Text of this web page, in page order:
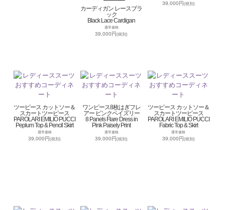
カーディガン レースブラ
ック
Black Lace Cardigan
通常価格
39,000円(税別)
39,000円(税別)
ツーピース カットソー＆
スカートツーピース
PAROLARI EMILIO PUCCI
Peplum Top & Pencil Skirt
通常価格
39,000円(税別)
ワンピース8枚はぎフレ
アー ピンクペイズリー
8 Panels Flare Dress in
Pink Paisely Print
通常価格
39,000円(税別)
ツーピース カットソー＆
スカートツーピース
PAROLARI EMILIO PUCCI
Fabric Top & Skirt
通常価格
39,000円(税別)